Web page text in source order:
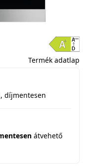
Termék adatlap
díjmentesen
átvehető